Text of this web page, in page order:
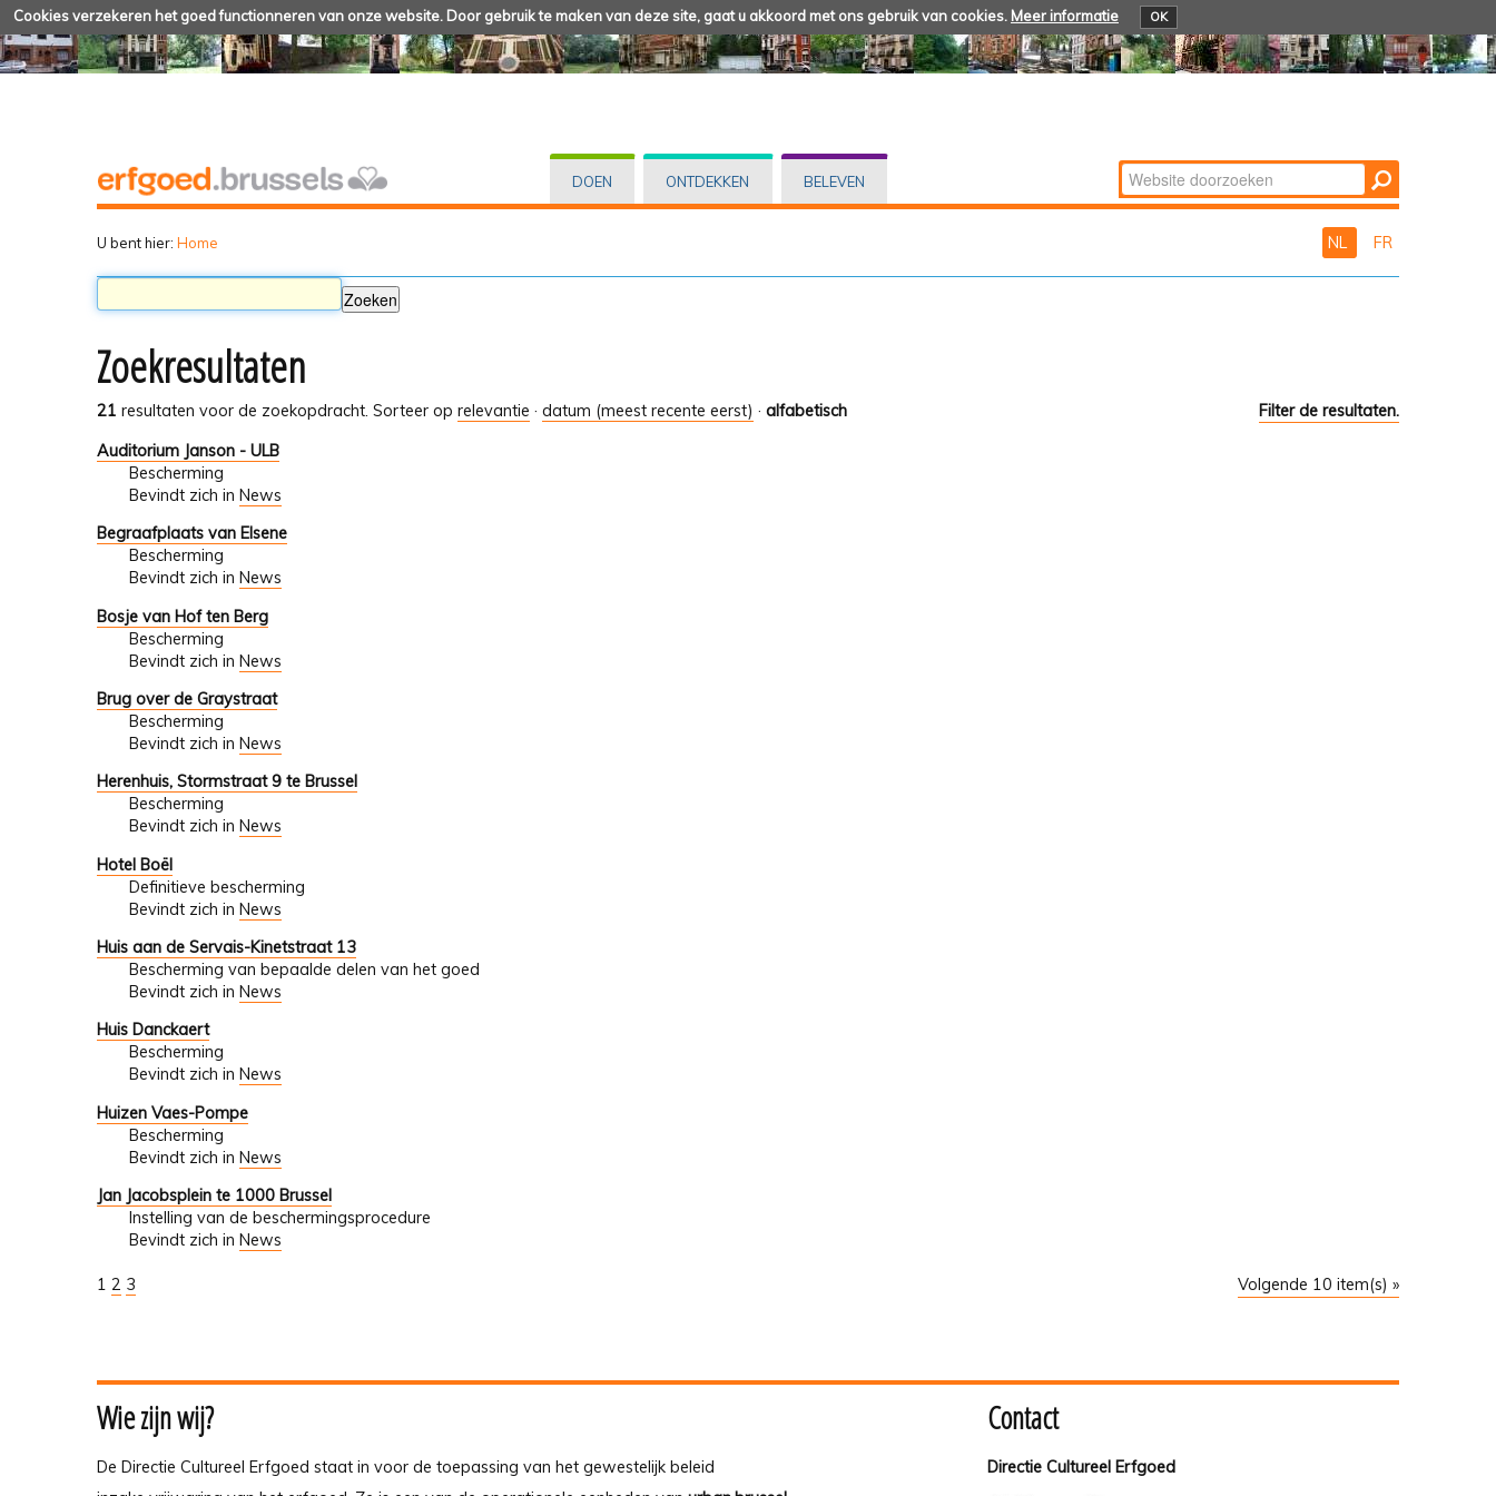
Cookies verzekeren het goed functionneren van onze website. Door gebruik te maken van deze site, gaat u akkoord met ons gebruik van cookies. Meer informatie OK
DOEN ONTDEKKEN BELEVEN Zoek
Geavanceerd
U bent hier: Home NL FR
Zoekresultaten
21 resultaten voor de zoekopdracht. Filter de resultaten.
Sorteer op relevantie · datum (meest recente eerst) · alfabetisch
Auditorium Janson - ULB
Bescherming
Bevindt zich in News
Begraafplaats van Elsene
Bescherming
Bevindt zich in News
Bosje van Hof ten Berg
Bescherming
Bevindt zich in News
Brug over de Graystraat
Bescherming
Bevindt zich in News
Herenhuis, Stormstraat 9 te Brussel
Bescherming
Bevindt zich in News
Hotel Boël
Definitieve bescherming
Bevindt zich in News
Huis aan de Servais-Kinetstraat 13
Bescherming van bepaalde delen van het goed
Bevindt zich in News
Huis Danckaert
Bescherming
Bevindt zich in News
Huizen Vaes-Pompe
Bescherming
Bevindt zich in News
Jan Jacobsplein te 1000 Brussel
Instelling van de beschermingsprocedure
Bevindt zich in News
Volgende 10 item(s) »
1 2 3
Wie zijn wij?
De Directie Cultureel Erfgoed staat in voor de toepassing van het gewestelijk beleid
Contact
Directie Cultureel Erfgoed